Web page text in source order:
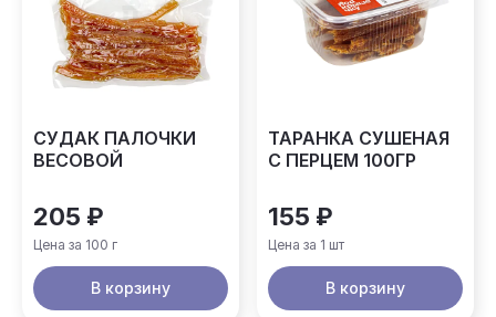
СУДАК ПАЛОЧКИ
ВЕСОВОЙ
205 ₽
Цена за 100 г
В корзину
ТАРАНКА СУШЕНАЯ
С ПЕРЦЕМ 100ГР
155 ₽
Цена за 1 шт
В корзину